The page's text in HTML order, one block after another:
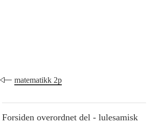
matematikk 2p
Forsiden overordnet del - lulesamisk